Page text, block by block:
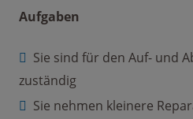
Aufgaben
Sie sind für den Auf- und
zuständig
Sie nehmen kleinere